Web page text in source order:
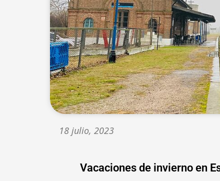
18 julio, 2023
Vacaciones de invierno en